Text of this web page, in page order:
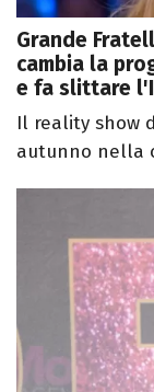
Grande
cambia la
e fa slittare
Il reality show
autunno nella